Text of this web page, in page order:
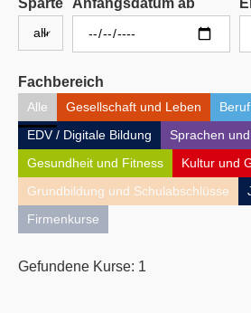
Sparte Anfangsdatum ab
Fachbereich
Alle Gesellschaft und Leben
EDV / Digitale Bildung
Sprachen
Gesundheit und Fitness
Kultur und
Grundbildung und Schulabschlüsse
Firmenkurse
Gefundene Kurse: 1